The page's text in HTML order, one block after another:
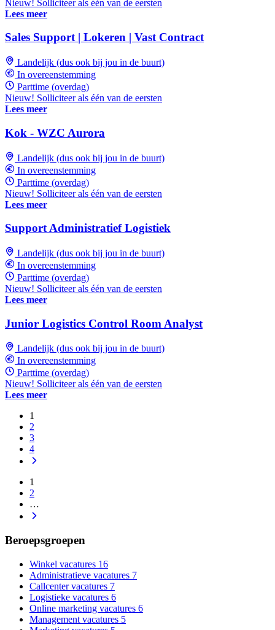
Nieuw! Solliciteer als één van de eersten
Lees meer
Sales Support | Lokeren | Vast Contract
Landelijk (dus ook bij jou in de buurt)
In overeenstemming
Parttime (overdag)
Nieuw! Solliciteer als één van de eersten
Lees meer
Kok - WZC Aurora
Landelijk (dus ook bij jou in de buurt)
In overeenstemming
Parttime (overdag)
Nieuw! Solliciteer als één van de eersten
Lees meer
Support Administratief Logistiek
Landelijk (dus ook bij jou in de buurt)
In overeenstemming
Parttime (overdag)
Nieuw! Solliciteer als één van de eersten
Lees meer
Junior Logistics Control Room Analyst
Landelijk (dus ook bij jou in de buurt)
In overeenstemming
Parttime (overdag)
Nieuw! Solliciteer als één van de eersten
Lees meer
1
2
3
4
1
2
…
Beroepsgroepen
Winkel vacatures 16
Administratieve vacatures 7
Callcenter vacatures 7
Logistieke vacatures 6
Online marketing vacatures 6
Management vacatures 5